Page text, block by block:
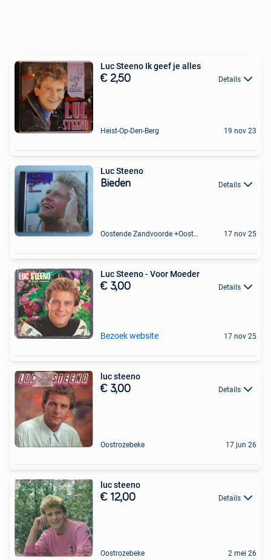
Luc Steeno Ik geef je alles
€ 2,50 Details
Heist-Op-Den-Berg 19 nov 23
Luc Steeno
Bieden Details
Oostende Zandvoorde +Oostende 17 nov 25
Luc Steeno - Voor Moeder
€ 3,00 Details
Bezoek website 17 nov 25
luc steeno
€ 3,00 Details
Oostrozebeke 17 jun 26
luc steeno
€ 12,00 Details
Oostrozebeke 2 mei 26